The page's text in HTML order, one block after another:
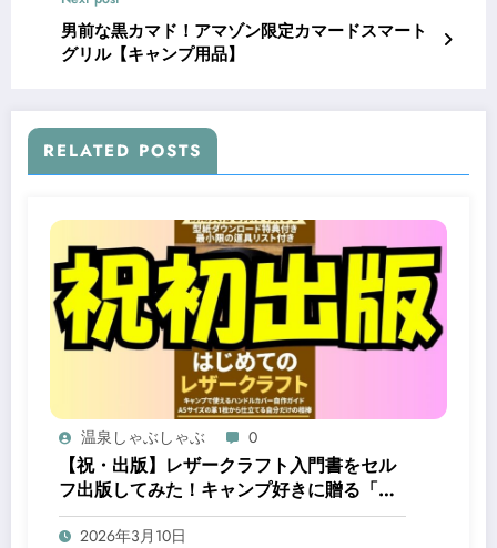
男前な黒カマド！アマゾン限定カマードスマート
グリル【キャンプ用品】
RELATED POSTS
温泉しゃぶしゃぶ 0
【祝・出版】レザークラフト入門書をセル
フ出版してみた！キャンプ好きに贈る「自
分だけの相棒」の作り方
2026年3月10日